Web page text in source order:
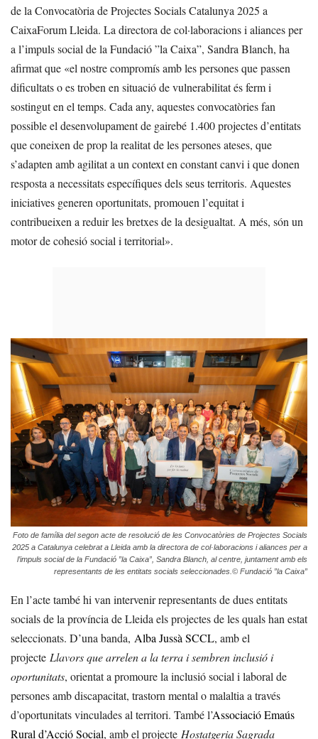
de la Convocatòria de Projectes Socials Catalunya 2025 a
CaixaForum Lleida. La directora de col·laboracions i aliances per
a l’impuls social de la Fundació ”la Caixa”, Sandra Blanch, ha
afirmat que «el nostre compromís amb les persones que passen
dificultats o es troben en situació de vulnerabilitat és ferm i
sostingut en el temps. Cada any, aquestes convocatòries fan
possible el desenvolupament de gairebé 1.400 projectes d’entitats
que coneixen de prop la realitat de les persones ateses, que
s’adapten amb agilitat a un context en constant canvi i que donen
resposta a necessitats específiques dels seus territoris. Aquestes
iniciatives generen oportunitats, promouen l’equitat i
contribueixen a reduir les bretxes de la desigualtat. A més, són un
motor de cohesió social i territorial».
Foto de família del segon acte de resolució de les Convocatòries de Projectes Socials
2025 a Catalunya celebrat a Lleida amb la directora de col·laboracions i aliances per a
l’impuls social de la Fundació ”la Caixa”, Sandra Blanch, al centre, juntament amb els
representants de les entitats socials seleccionades.© Fundació ”la Caixa”
En l’acte també hi van intervenir representants de dues entitats
socials de la província de Lleida els projectes de les quals han estat
seleccionats. D’una banda, Alba Jussà SCCL, amb el
projecte Llavors que arrelen a la terra i sembren inclusió i
oportunitats, orientat a promoure la inclusió social i laboral de
persones amb discapacitat, trastorn mental o malaltia a través
d’oportunitats vinculades al territori. També l’Associació Emaús
Rural d’Acció Social, amb el projecte Hostatgeria Sagrada